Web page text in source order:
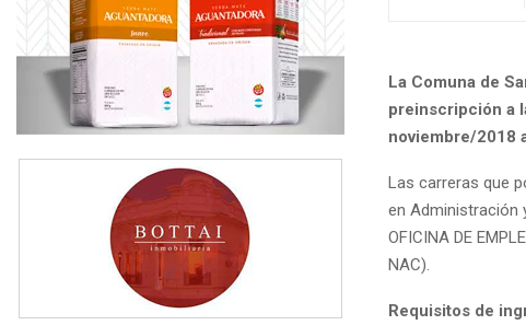
La Comuna de
preinscripción a
noviembre/2018
Las carreras que
en Administración
OFICINA DE
NAC).
Requisitos de